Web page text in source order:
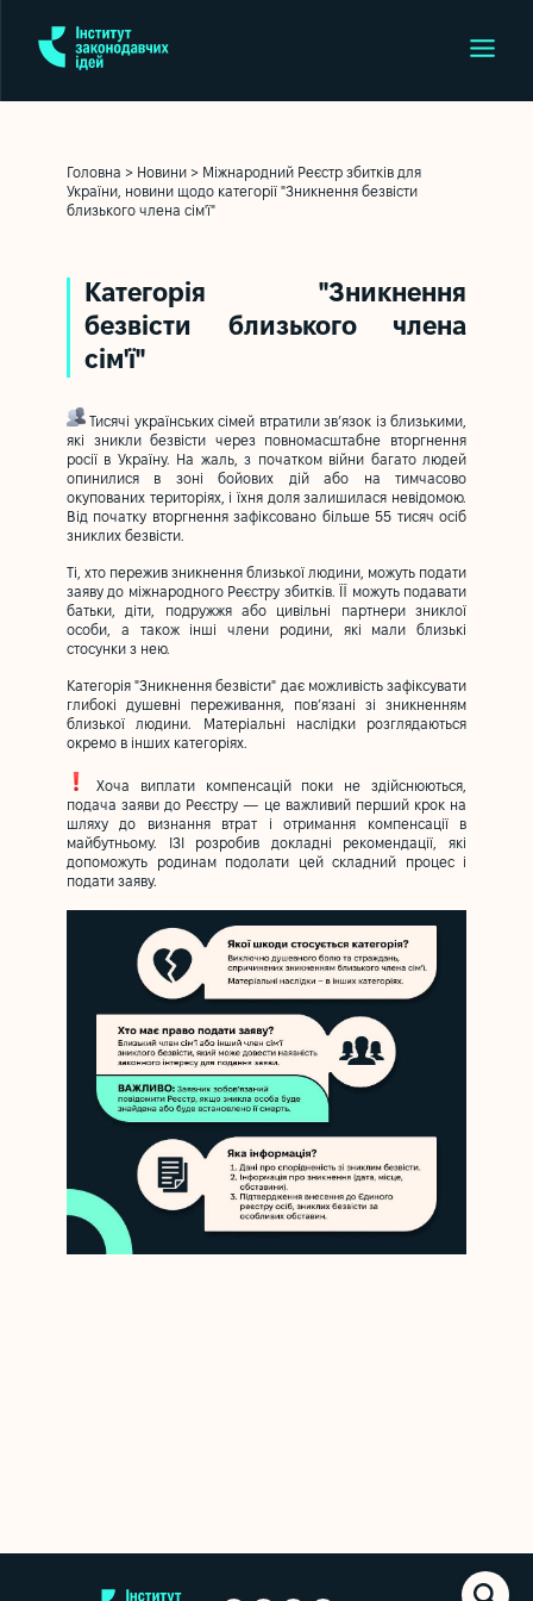
Головна > Новини > Міжнародний Реєстр збитків для
України, новини щодо категорії "Зникнення безвісти
близького члена сім'ї"
Категорія "Зникнення
безвісти близького члена
сім'ї"
Тисячі українських сімей втратили зв’язок із близькими,
які зникли безвісти через повномасштабне вторгнення
росії в Україну. На жаль, з початком війни багато людей
опинилися в зоні бойових дій або на тимчасово
окупованих територіях, і їхня доля залишилася невідомою.
Від початку вторгнення зафіксовано більше 55 тисяч осіб
зниклих безвісти.
Ті, хто пережив зникнення близької людини, можуть подати
заяву до міжнародного Реєстру збитків. ЇЇ можуть подавати
батьки, діти, подружжя або цивільні партнери зниклої
особи, а також інші члени родини, які мали близькі
стосунки з нею.
Категорія "Зникнення безвісти" дає можливість зафіксувати
глибокі душевні переживання, пов’язані зі зникненням
близької людини. Матеріальні наслідки розглядаються
окремо в інших категоріях.
Хоча виплати компенсацій поки не здійснюються,
подача заяви до Реєстру — це важливий перший крок на
шляху до визнання втрат і отримання компенсації в
майбутньому. ІЗІ розробив докладні рекомендації
, які
допоможуть родинам подолати цей складний процес і
подати заяву.